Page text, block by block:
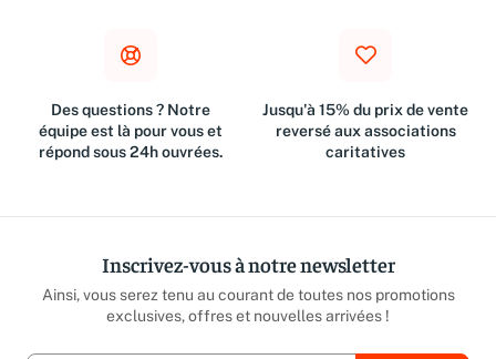
Des questions ? Notre
équipe est là pour vous et
répond sous 24h ouvrées.
Jusqu'à 15% du prix de vente
reversé aux associations
caritatives
Inscrivez-vous à notre newsletter
Ainsi, vous serez tenu au courant de toutes nos promotions
exclusives, offres et nouvelles arrivées !